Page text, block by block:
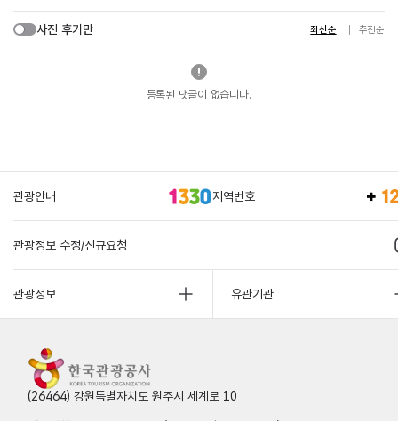
사진 후기만 최신순 추천순
등록된 댓글이 없습니다.
관광안내 지역번호
관광정보 수정/신규요청
관광정보 유관기관
(26464) 강원특별자치도 원주시 세계로 10